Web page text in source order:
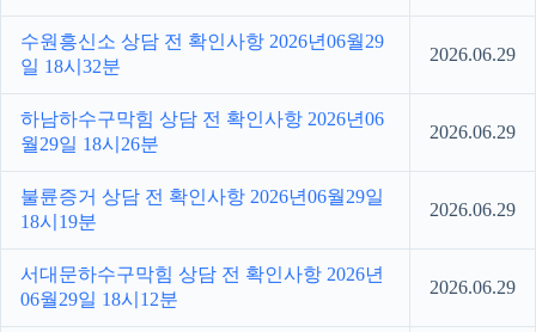
수원흥신소 상담 전 확인사항 2026년06월29
일 18시32분
2026.06.29
하남하수구막힘 상담 전 확인사항 2026년06
월29일 18시26분
2026.06.29
불륜증거 상담 전 확인사항 2026년06월29일
18시19분
2026.06.29
서대문하수구막힘 상담 전 확인사항 2026년
06월29일 18시12분
2026.06.29